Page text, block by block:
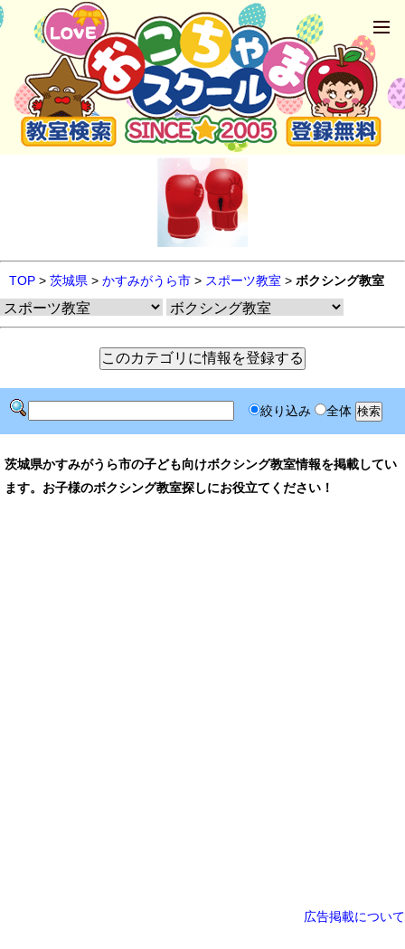
TOP > 茨城県 > かすみがうら市 > スポーツ教室 > ボクシング教室
絞り込み 全体
茨城県かすみがうら市の子ども向けボクシング教室情報を掲載してい
ます。お子様のボクシング教室探しにお役立てください！
広告掲載について